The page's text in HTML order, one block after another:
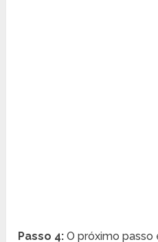
Passo 4: O próximo passo